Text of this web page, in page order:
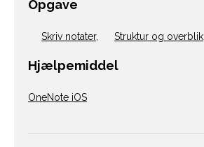
Opgave
Skriv notater, Struktur og overblik
Hjælpemiddel
OneNote iOS